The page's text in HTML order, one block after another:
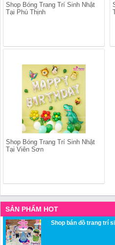
Shop Bóng Trang Trí Sinh Nhật
Tại Phú Thịnh
Shop Bóng Trang Trí Sinh Nhật
Tại Viên Sơn
SẢN PHẨM HOT
Shop bán đồ trang trí